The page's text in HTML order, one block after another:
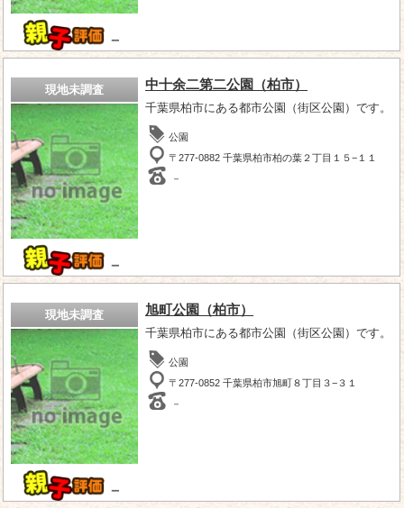
－
現地未調査
－
中十余二第二公園（柏市）
千葉県柏市にある都市公園（街区公園）です。
公園
〒277-0882 千葉県柏市柏の葉２丁目１５−１１
－
現地未調査
－
旭町公園（柏市）
千葉県柏市にある都市公園（街区公園）です。
公園
〒277-0852 千葉県柏市旭町８丁目３−３１
－